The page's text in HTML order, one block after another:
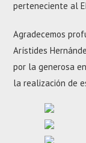
perteneciente al
Agradecemos
Arístides
por la generosa
la realización de